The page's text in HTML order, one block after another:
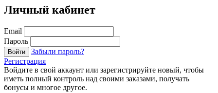
Личный кабинет
Email
Пароль
Войти
Забыли пароль?
Регистрация
Войдите в свой аккаунт или зарегистрируйте новый, чтобы
иметь полный контроль над своими заказами, получать
бонусы и многое другое.